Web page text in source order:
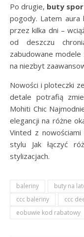
Po drugie, buty
pogody. Latem aura
przez kilka dni –
od deszczu
zabudowane
na niezbyt
Nowości i ploteczki
detale potrafią
Mohiti Chic
elegancji na różne
Vinted z
stylu Jak łączyć
stylizacjach.
baleriny buty na
ccc baleriny
ccc
eobuwie kod rabatowy